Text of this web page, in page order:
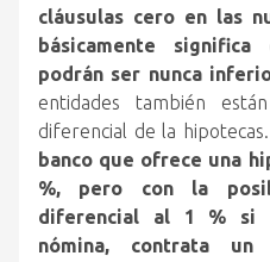
cláusulas cero en las
básicamente
podrán ser nunca
entidades también
diferencial de la
banco que ofrece una
%, pero con la
diferencial al 1 % si
nómina, contrata